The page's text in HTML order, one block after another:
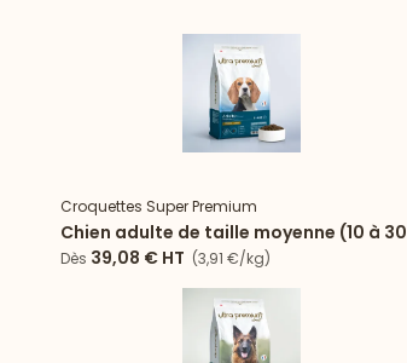
Croquettes Super Premium
Chien adulte de taille moyenne (10 à 30
kg)
Dès 39,08 € HT (3,91 €/kg)